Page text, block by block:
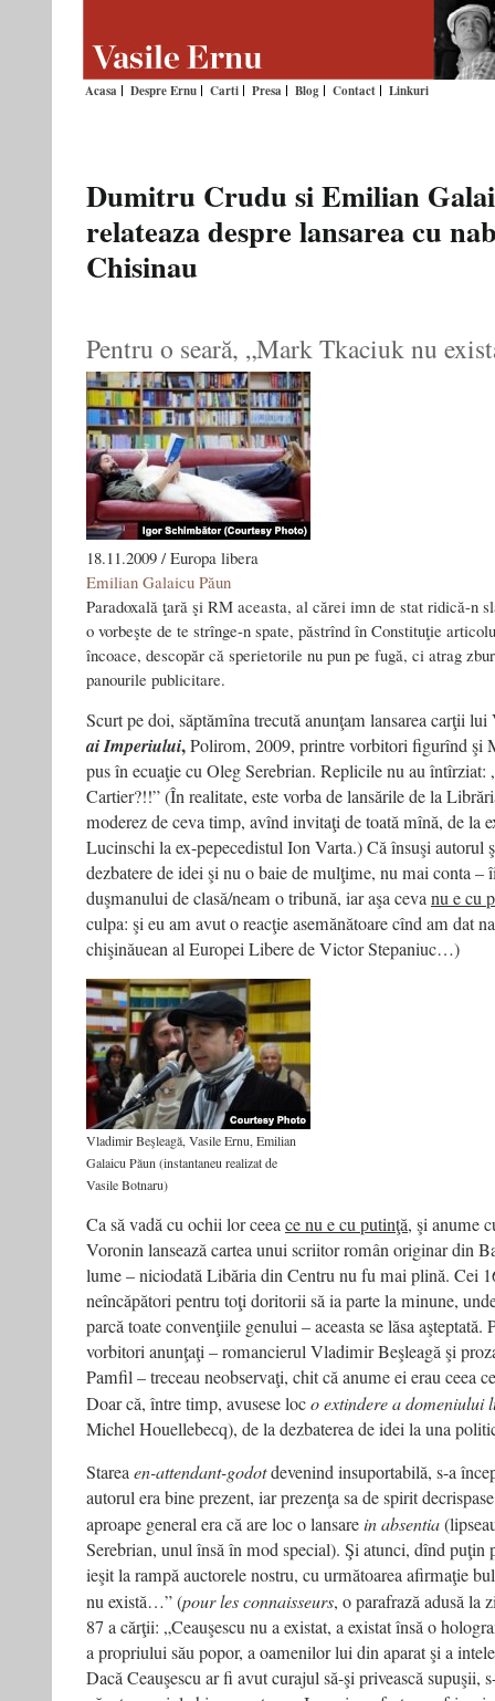
Acasa Despre Ernu Carti Presa Blog Contact Linkuri
Dumitru Crudu si Emilian
relateaza despre lansarea cu
Chisinau
Pentru o seară, „Mark Tkaciuk nu
18.11.2009 / Europa libera
Emilian Galaicu Păun
Paradoxală ţară şi RM aceasta, al cărei imn de stat ridică-n
o vorbeşte de te strînge-n spate, păstrînd în Constituţie
încoace, descopăr că sperietorile nu pun pe fugă, ci atrag
panourile publicitare.
Scurt pe doi, săptămîna trecută anunţam lansarea carţii
ai Imperiului,Polirom, 2009, printre vorbitori figurînd şi
pus în ecuaţie cu Oleg Serebrian. Replicile nu au
Cartier?!!” (În realitate, este vorba de lansările de la
moderez de ceva timp, avînd invitaţi de toată mînă, de la
Lucinschi la ex-pepecedistul Ion Varta.) Că însuşi autorul
dezbatere de idei şi nu o baie de mulţime, nu mai conta –
duşmanului de clasă/neam o tribună, iar aşa cevanu e cu
culpa: şi eu am avut o reacţie asemănătoare cînd am dat
chişinăuean al Europei Libere de Victor Stepaniuc…)
Vladimir Beşleagă, Vasile Ernu, Emilian
Galaicu Păun (instantaneu realizat de
Vasile Botnaru)
Ca să vadă cu ochii lor ceeace nu e cu putinţă, şi anume
Voronin lansează cartea unui scriitor român originar din
lume – niciodată Libăria din Centru nu fu mai plină. Cei
neîncăpători pentru toţi doritorii să ia parte la minune,
parcă toate convenţiile genului – aceasta se lăsa
vorbitori anunţaţi – romancierul Vladimir Beşleagă şi
Pamfil – treceau neobservaţi, chit că anume ei erau ceea
Doar că, între timp, avusese loco extindere a domeniului
Michel Houellebecq), de la dezbaterea de idei la una
Stareaen-attendant-godotdevenind insuportabilă, s-a
autorul era bine prezent, iar prezenţa sa de spirit
aproape general era că are loc o lansarein absentia
Serebrian, unul însă în mod special). Şi atunci, dînd puţin
ieşit la rampă auctorele nostru, cu următoarea afirmaţie
nu există…” (pour les connaisseurs, o parafrază adusă la
87 a cărţii: „Ceauşescu nu a existat, a existat însă o
a propriului său popor, a oamenilor lui din aparat şi a
Dacă Ceauşescu ar fi avut curajul să-şi privească supuşii,